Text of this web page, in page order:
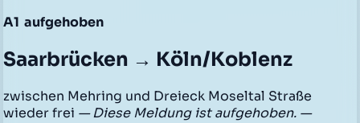
A1 aufgehoben
Saarbrücken → Köln/Koblenz
zwischen Mehring und Dreieck Moseltal Straße
wieder frei — Diese Meldung ist aufgehoben. —